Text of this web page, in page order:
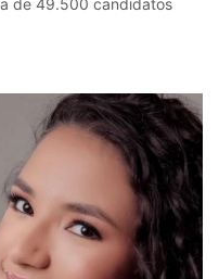
de 49.500 candidatos